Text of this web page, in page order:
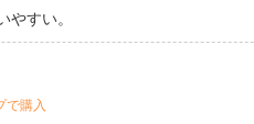
やすい。
で購入